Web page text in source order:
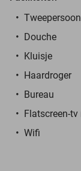
Douche
Kluisje
Haardroger
Bureau
Flatscreen-
Wifi